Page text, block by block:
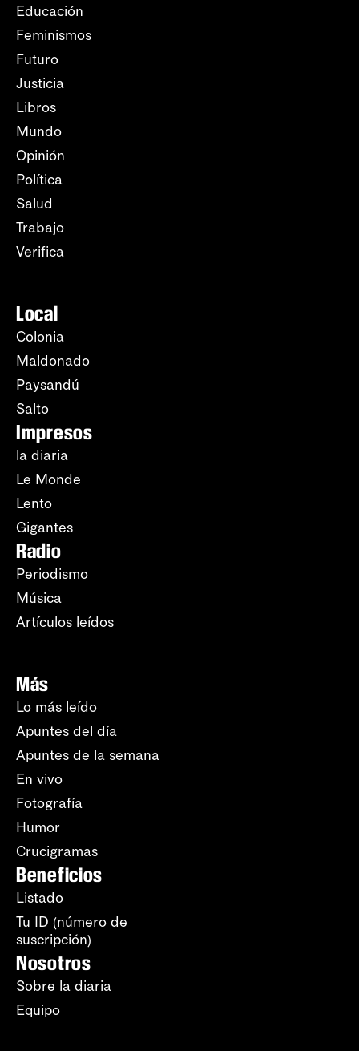
Educación
Feminismos
Futuro
Justicia
Libros
Mundo
Opinión
Política
Salud
Trabajo
Verifica
Local
Colonia
Maldonado
Paysandú
Salto
Impresos
la diaria
Le Monde
Lento
Gigantes
Radio
Periodismo
Música
Artículos leídos
Más
Lo más leído
Apuntes del día
Apuntes de la semana
En vivo
Fotografía
Humor
Crucigramas
Beneficios
Listado
Tu ID (número de
suscripción)
Nosotros
Sobre la diaria
Equipo